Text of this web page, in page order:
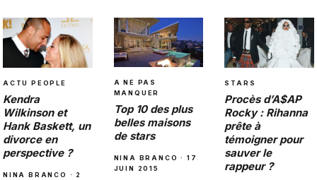
ACTU PEOPLE
Kendra
Wilkinson et
Hank Baskett, un
divorce en
perspective ?
NINA BRANCO · 2
A NE PAS
MANQUER
Top 10 des plus
belles maisons
de stars
NINA BRANCO · 17
JUIN 2015
STARS
Procès d’A$AP
Rocky : Rihanna
prête à
témoigner pour
sauver le
rappeur ?